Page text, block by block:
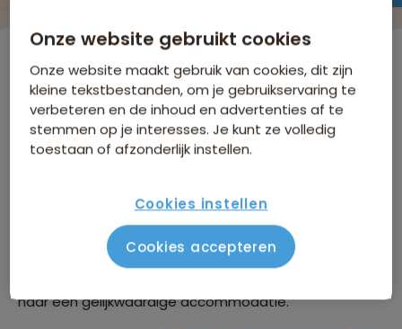
Verenigd Koninkrijk
Verblijf & vervoer
die we gebruiken tijdens deze reis. De meest actuele
lijst is na boeking te vinden in de Sawadee Reisapp.
Deze lijst is onder voorbehoud van wijzigingen. Het kan
naar een gelijkwaardige accommodatie.
Onze website gebruikt cookies
Onze website maakt gebruik van cookies, dit zijn
kleine tekstbestanden, om je gebruikservaring te
verbeteren en de inhoud en advertenties af te
stemmen op je interesses. Je kunt ze volledig
toestaan of afzonderlijk instellen.
Cookies instellen
Cookies accepteren